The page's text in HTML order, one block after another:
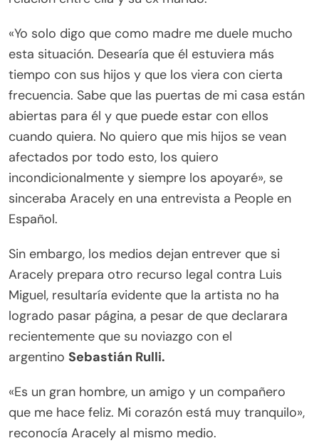
«Yo solo digo que como madre me duele mucho
esta situación. Desearía que él estuviera más
tiempo con sus hijos y que los viera con cierta
frecuencia. Sabe que las puertas de mi casa están
abiertas para él y que puede estar con ellos
cuando quiera. No quiero que mis hijos se vean
afectados por todo esto, los quiero
incondicionalmente y siempre los apoyaré», se
sinceraba Aracely en una entrevista a People en
Español.
Sin embargo, los medios dejan entrever que si
Aracely prepara otro recurso legal contra Luis
Miguel, resultaría evidente que la artista no ha
logrado pasar página, a pesar de que declarara
recientemente que su noviazgo con el
argentino Sebastián Rulli.
«Es un gran hombre, un amigo y un compañero
que me hace feliz. Mi corazón está muy tranquilo»,
reconocía Aracely al mismo medio.